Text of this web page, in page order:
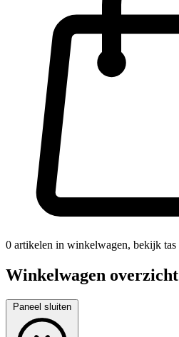
0 artikelen in winkelwagen, bekijk tas
Winkelwagen overzicht
Paneel sluiten